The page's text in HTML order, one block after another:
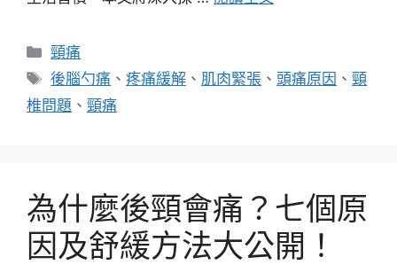
分
類
頸痛
標
籤
後腦勺痛 、疼痛緩解 、 肌肉緊張 、頭痛原因 、頸
椎問題 、 頸痛
為什麼後頸會痛？七個原
因及舒緩方法大公開！